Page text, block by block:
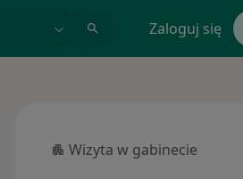
Zaloguj się
Wizyta w gabinecie
Wizyta w gabinecie